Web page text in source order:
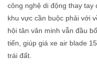
công nghệ di động thay tay
khu vực cần buộc phải với
hội tân văn minh vẫn đầu
tiến, giúp giá xe air blade
trái đất.